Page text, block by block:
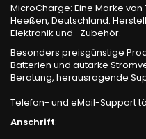
MicroCharge: Eine Marke
Heeßen, Deutschland.
Elektronik und -Zubehör.
Besonders preisgünstige
Batterien und autarke
Beratung, herausragende
Telefon- und eMail-Support
Anschrift: